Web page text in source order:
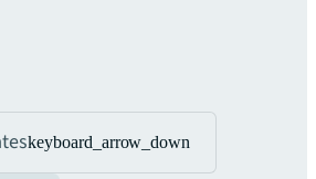
keyboard_arrow_down